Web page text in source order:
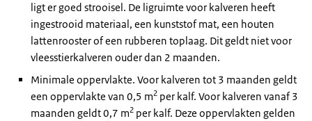
ligt er goed strooisel. De ligruimte voor kalveren heeft
ingestrooid materiaal, een kunststof mat, een houten
lattenrooster of een rubberen toplaag. Dit geldt niet voor
vleesstierkalveren ouder dan 2 maanden.
Minimale oppervlakte. Voor kalveren tot 3 maanden geldt
een oppervlakte van 0,5 m2 per kalf. Voor kalveren vanaf 3
maanden geldt 0,7 m2 per kalf. Deze oppervlakten gelden